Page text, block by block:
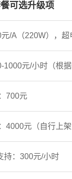
可选升级项
/A（220W），超
元/小时（根据
700元
4000元（自行上架
持：300元/小时